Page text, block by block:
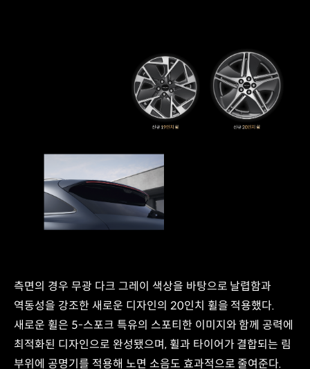
측면의 경우 무광 다크 그레이 색상을 바탕으로 날렵함과
역동성을 강조한 새로운 디자인의 20인치 휠을 적용했다.
새로운 휠은 5-스포크 특유의 스포티한 이미지와 함께 공력에
최적화된 디자인으로 완성됐으며, 휠과 타이어가 결합되는 림
부위에 공명기를 적용해 노면 소음도 효과적으로 줄여준다.